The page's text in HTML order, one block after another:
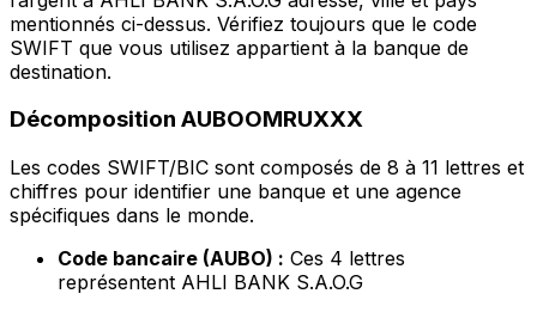
mentionnés ci-dessus. Vérifiez toujours que le code
SWIFT que vous utilisez appartient à la banque de
destination.
Décomposition AUBOOMRUXXX
Les codes SWIFT/BIC sont composés de 8 à 11 lettres et
chiffres pour identifier une banque et une agence
spécifiques dans le monde.
Code bancaire (AUBO) : Ces 4 lettres
représentent AHLI BANK S.A.O.G